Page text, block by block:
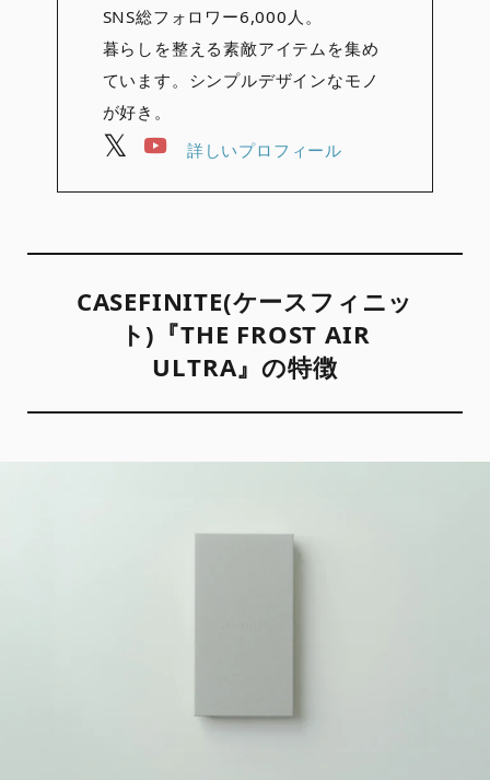
SNS総フォロワー6,000人。
暮らしを整える素敵アイテムを集め
ています。シンプルデザインなモノ
が好き。
詳しいプロフィール
CASEFINITE(ケースフィニッ
ト)『THE FROST AIR
ULTRA』の特徴